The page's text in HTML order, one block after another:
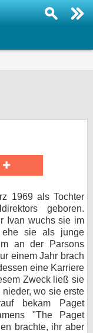
1969 als Tochter
geboren.
Ivan wuchs sie im
ehe sie als junge
an der Parsons
einem Jahr brach
eine Karriere
Zweck ließ sie
wo sie erste
bekam Paget
"The Paget
brachte, ihr aber